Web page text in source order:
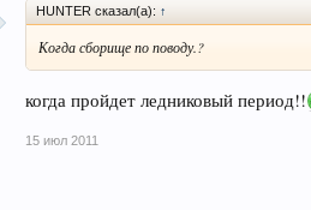
HUNTER сказал(а): ↑
Когда сборище по поводу.?
когда пройдет ледниковый период!!
15 июл 2011